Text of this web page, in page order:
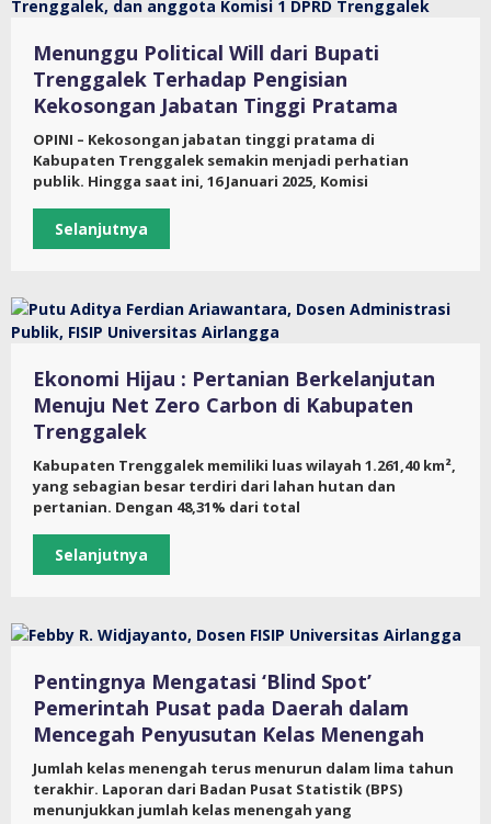
Menunggu Political Will dari Bupati
Trenggalek Terhadap Pengisian
Kekosongan Jabatan Tinggi Pratama
OPINI – Kekosongan jabatan tinggi pratama di
Kabupaten Trenggalek semakin menjadi perhatian
publik. Hingga saat ini, 16 Januari 2025, Komisi
Selanjutnya
Ekonomi Hijau : Pertanian Berkelanjutan
Menuju Net Zero Carbon di Kabupaten
Trenggalek
Kabupaten Trenggalek memiliki luas wilayah 1.261,40 km²,
yang sebagian besar terdiri dari lahan hutan dan
pertanian. Dengan 48,31% dari total
Selanjutnya
Pentingnya Mengatasi ‘Blind Spot’
Pemerintah Pusat pada Daerah dalam
Mencegah Penyusutan Kelas Menengah
Jumlah kelas menengah terus menurun dalam lima tahun
terakhir. Laporan dari Badan Pusat Statistik (BPS)
menunjukkan jumlah kelas menengah yang